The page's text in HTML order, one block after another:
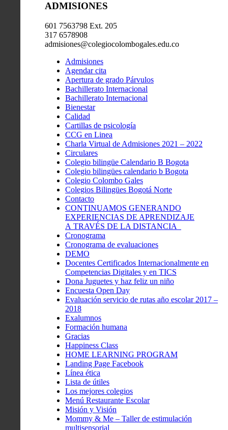
ADMISIONES
601 7563798 Ext. 205
317 6578908
admisiones@colegiocolombogales.edu.co
Admisiones
Agendar cita
Apertura de grado Párvulos
Bachillerato Internacional
Bachillerato Internacional
Bienestar
Calidad
Cartillas de psicología
CCG en Linea
Charla Virtual de Admisiones 2021 – 2022
Circulares
Colegio bilingüe Calendario B Bogota
Colegio bilingües calendario b Bogota
Colegio Colombo Gales
Colegios Bilingües Bogotá Norte
Contacto
CONTINUAMOS GENERANDO
EXPERIENCIAS DE APRENDIZAJE
A TRAVÉS DE LA DISTANCIA
Cronograma
Cronograma de evaluaciones
DEMO
Docentes Certificados Internacionalmente en
Competencias Digitales y en TICS
Dona Juguetes y haz feliz un niño
Encuesta Open Day
Evaluación servicio de rutas año escolar 2017 –
2018
Exalumnos
Formación humana
Gracias
Happiness Class
HOME LEARNING PROGRAM
Landing Page Facebook
Línea ética
Lista de útiles
Los mejores colegios
Menú Restaurante Escolar
Misión y Visión
Mommy & Me – Taller de estimulación
multisensorial